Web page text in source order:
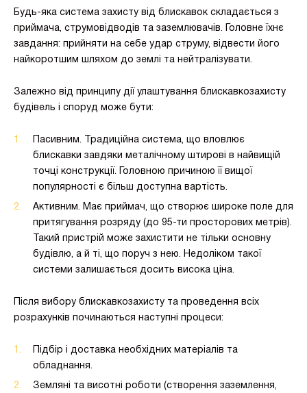
Будь-яка система захисту від блискавок складається з
приймача, струмовідводів та заземлювачів. Головне їхнє
завдання: прийняти на себе удар струму, відвести його
найкоротшим шляхом до землі та нейтралізувати.
Залежно від принципу дії улаштування блискавкозахисту
будівель і споруд може бути:
Пасивним. Традиційна система, що вловлює
блискавки завдяки металічному штирові в найвищій
точці конструкції. Головною причиною її вищої
популярності є більш доступна вартість.
Активним. Має приймач, що створює широке поле для
притягування розряду (до 95-ти просторових метрів).
Такий пристрій може захистити не тільки основну
будівлю, а й ті, що поруч з нею. Недоліком такої
системи залишається досить висока ціна.
Після вибору блискавкозахисту та проведення всіх
розрахунків починаються наступні процеси:
Підбір і доставка необхідних матеріалів та
обладнання.
Земляні та висотні роботи (створення заземлення,